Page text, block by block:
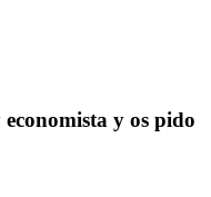
economista y os pido